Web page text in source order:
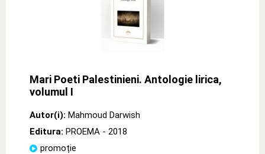
Mari Poeti Palestinieni. Antologie lirica,
volumul I
Autor(i): Mahmoud Darwish
Editura: PROEMA - 2018
promoție